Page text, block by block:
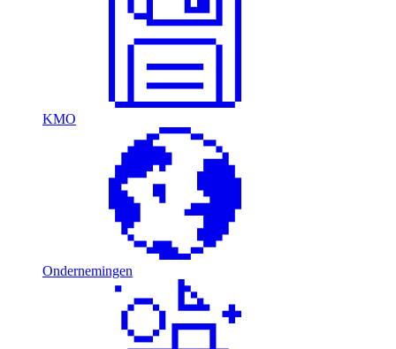
KMO
Ondernemingen